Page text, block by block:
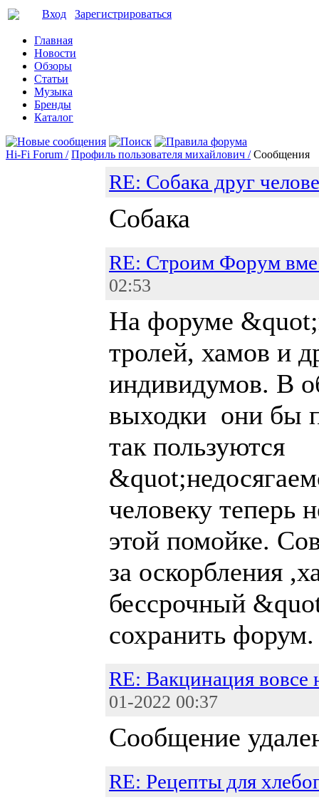
Вход Зарегистрироваться
Главная
Новости
Обзоры
Статьи
Музыка
Бренды
Каталог
Hi-Fi Forum / Профиль пользователя михайлович / Сообщения
RE: Собака друг
Собака
RE: Строим Форум
02:53
На форуме
тролей, хамов и
индивидумов. В
выходки они бы
так пользуются
человеку теперь
этой помойке.
за оскорбления
бессрочный
сохранить форум.
RE: Вакцинация вовсе
01-2022 00:37
Сообщение
RE: Рецепты для